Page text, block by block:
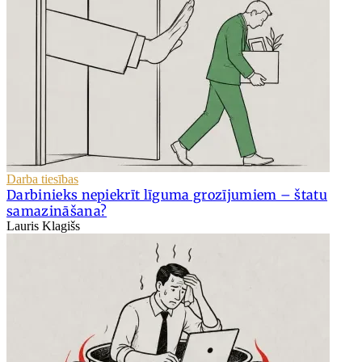
Darba tiesības
Darbinieks nepiekrīt līguma grozījumiem – štatu
samazināšana?
Lauris Klagišs